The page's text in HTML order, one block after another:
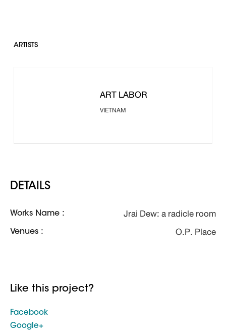
DETAILS
Works Name : Jrai Dew: a radicle room
Venues : O.P. Place
ARTISTS
ART LABOR
VIETNAM
Like this project?
Facebook
Google+